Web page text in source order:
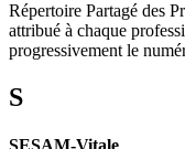
Répertoire Partagé des
attribué à chaque
progressivement le
S